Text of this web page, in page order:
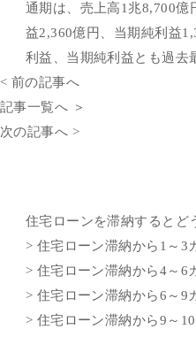
通期は、売上高1兆8,700億
益2,360億円、当期純利益
利益、当期純利益とも過去
< 前の記事へ
記事一覧へ ＞
次の記事へ >
住宅ローンを滞納するとど
> 住宅ローン滞納から1～3
> 住宅ローン滞納から4～6
> 住宅ローン滞納から6～9
> 住宅ローン滞納から9～10